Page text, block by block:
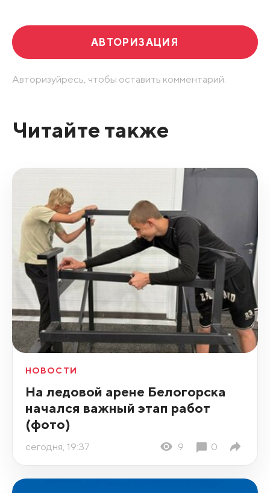
АВТОРИЗАЦИЯ
Авторизуйресь, чтобы оставить комментарий.
Читайте также
НОВОСТИ
На ледовой арене Белогорска
начался важный этап работ
(фото)
сегодня, 19:37 9 0